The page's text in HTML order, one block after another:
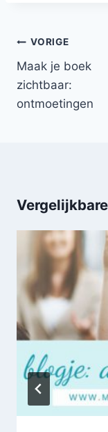
Bericht
VORIGE
Maak je boek
zichtbaar:
ontmoetingen